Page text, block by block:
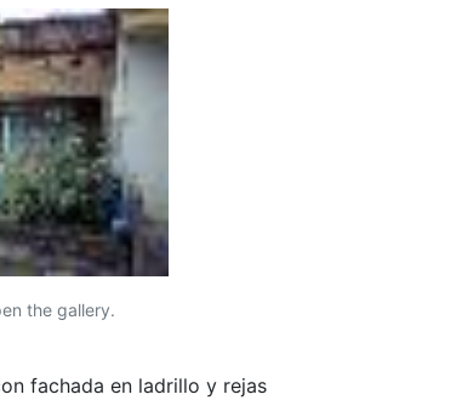
the gallery.
fachada en ladrillo y rejas